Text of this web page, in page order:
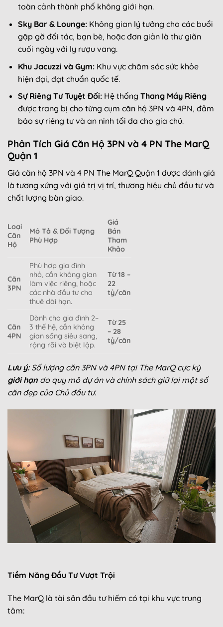
toàn cảnh thành phố không giới hạn.
Sky Bar & Lounge:Không gian lý tưởng cho các buổi
gặp gỡ đối tác, bạn bè, hoặc đơn giản là thư giãn
cuối ngày với ly rượu vang.
Khu Jacuzzi và Gym:Khu vực chăm sóc sức khỏe
hiện đại, đạt chuẩn quốc tế.
Sự Riêng Tư Tuyệt Đối:Hệ thống Thang Máy Riêng
được trang bị cho từng cụm căn hộ 3PN và 4PN, đảm
bảo sự riêng tư và an ninh tối đa cho gia chủ.
Phân Tích Giá Căn Hộ 3PN và 4 PN The MarQ
Quận 1
Giá căn hộ 3PN và 4 PN The MarQ Quận 1 được đánh giá
là tương xứng với giá trị vị trí, thương hiệu chủ đầu tư và
chất lượng bàn giao.
Loại
Căn
Hộ
Mô Tả & Đối Tượng
Phù Hợp
Giá
Bán
Tham
Khảo
Căn
3PN
Phù hợp gia đình
nhỏ, cần không gian
làm việc riêng, hoặc
các nhà đầu tư cho
thuê dài hạn.
Từ 18 –
22
tỷ/căn
Căn
4PN
Dành cho gia đình 2–
3 thế hệ, cần không
gian sống siêu sang,
rộng rãi và biệt lập.
Từ 25
– 28
tỷ/căn
Lưu ý:Số lượng căn 3PN và 4PN tại The MarQ cực kỳ
giới hạn do quy mô dự án và chính sách giữ lại một số
căn đẹp của Chủ đầu tư.
Tiềm Năng Đầu Tư Vượt Trội
The MarQ là tài sản đầu tư hiếm có tại khu vực trung
tâm: